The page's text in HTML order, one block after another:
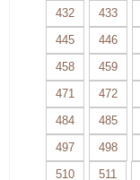
432
433
445
446
458
459
471
472
484
485
497
498
510
511